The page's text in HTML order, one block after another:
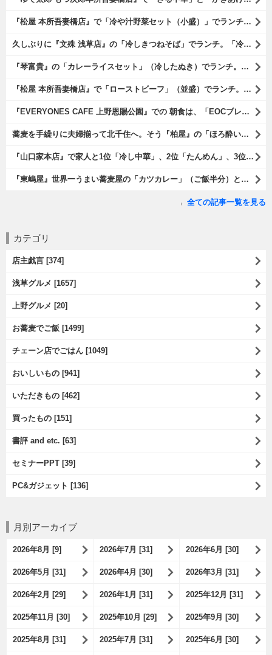
『松屋 本所吾妻橋店』で「冷や汁野菜セット（小盛）」でランチ。「冷や汁」はご飯の上に全部掛けてやるのだよ。 後はぐちゃぐちゃにして『噛むという行為は殆ど無く、ズスーッと飲み込むように食べるのである』な。 勿論、うまかったのだよ（笑）。（松屋 本所吾妻橋店：墨田区吾妻橋三）
久しぶりに『文殊 浅草店』の「冷しきつねそば」でランチ。「冷しきつめそば」のうまさは甘さである。 あたしは思い出していたのだ。この甘さのせいで「きつねそば」を敬遠していたのか、と。 でも、うまかったのだよ（笑）。（文殊 浅草店：浅草一丁目：浅草地下街）
『琴富貴』の「カレーライスセット」（冷したぬき）でランチ。所謂「蕎麦屋のカレー」と『琴富貴』の夏の定番「冷したぬき」である。勿論、これはダブルでうまいのだよ（笑）。（琴富貴：墨田区吾妻橋1）
『松屋 本所吾妻橋店』で「ローストビーフ」（並盛）でランチ。「ローストビーフ」は2つのソースが掛かっている。オリジナルソースとレフォールソースだ。 はたしていかなるものなのかと期待しながら待てば、それは確りとうまかったのだよ（笑）。（松屋 本所吾妻橋店：墨田区吾妻橋三）
『EVERYONES CAFE 上野恩賜公園』での 朝食は、「EOCブレックファーストプレート」とセットで「アイスカフェラテ」をもらい、それから家人が「東京たまごを使ったパンケーキ キャラメルナッツ（2枚）」を頼んでみた。どれもがハイカラにうまいのだよ（笑）。（EVERYONES CAFE 上野恩賜公園：上野公園）
蕎麦を手繰りに夫婦揃って北千住へ。そう『柏屋』の「ほろ酔いセット」で一杯やったのだよ。ここは二駅離れた場所だけど、あたしの『街的』のようにくつろげる処だ。勿論、うまかったのだよ（笑）。（きそば 柏屋：足立区千住）
『山口家本店』で家人と1位「冷し中華」、2位「たんめん」、3位「かき氷」の順番通りのオーダーでランチ。なんの変哲もないものがうまいのは、当たり前だのクラッカーなのだと云爾（笑）。（山口家本店：千束通り商店街：浅草五丁目）
『東嶋屋』世界一うまい蕎麦屋の「カツカレー」（ご飯半分）と「おしんこ盛り合わせ」と「ビ―ル」でランチ。もう、ほんとうまいのだから、みんな食べてみてね、と云爾（笑）。（東嶋屋：竜泉一丁目）
全ての記事一覧を見る
カテゴリ
店主戯言 [374]
浅草グルメ [1657]
上野グルメ [20]
お蕎麦でご飯 [1499]
チェーン店でごはん [1049]
おいしいもの [941]
いただきもの [462]
買ったもの [151]
書評 and etc. [63]
セミナーPPT [39]
PC&ガジェット [136]
月別アーカイブ
2026年8月 [9] 2026年7月 [31] 2026年6月 [30]
2026年5月 [31] 2026年4月 [30] 2026年3月 [31]
2026年2月 [29] 2026年1月 [31] 2025年12月 [31]
2025年11月 [30] 2025年10月 [29] 2025年9月 [30]
2025年8月 [31] 2025年7月 [31] 2025年6月 [30]